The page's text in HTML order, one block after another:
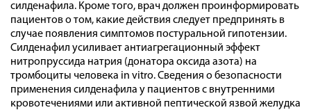
силденафила. Кроме того, врач должен проинформировать
пациентов о том, какие действия следует предпринять в
случае появления симптомов постуральной гипотензии.
Силденафил усиливает антиагрегационный эффект
нитропруссида натрия (донатора оксида азота) на
тромбоциты человека in vitro. Сведения о безопасности
применения силденафила у пациентов с внутренними
кровотечениями или активной пептической язвой желудка